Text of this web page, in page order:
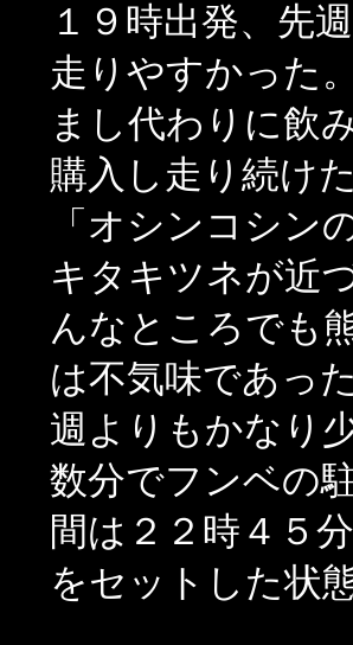
１９時出発、先
走りやすかった
まし代わりに飲
購入し走り続けた
「オシンコシン
キタキツネが近
んなところでも
は不気味であっ
週よりもかなり
数分でフンベの
間は２２時４５
をセットした状